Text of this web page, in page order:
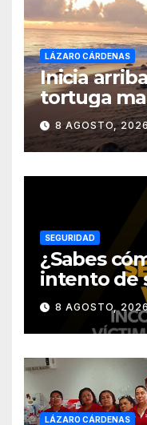
LÁZARO CÁRDENAS
Inicia
tortuga
Michoacán
8 AGOSTO,
SEGURIDAD
¿Sabes
intento de
La SSP te
8 AGOSTO,
LÁZARO CÁRDENAS